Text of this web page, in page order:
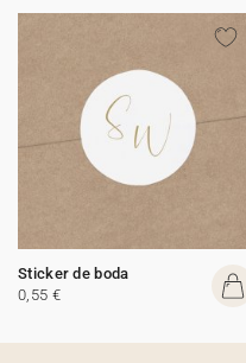
Sticker de boda
0,55 €